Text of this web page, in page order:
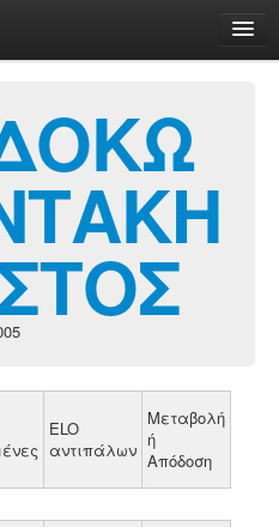
ELO
αντιπάλων
Μεταβολή
ή
Απόδοση